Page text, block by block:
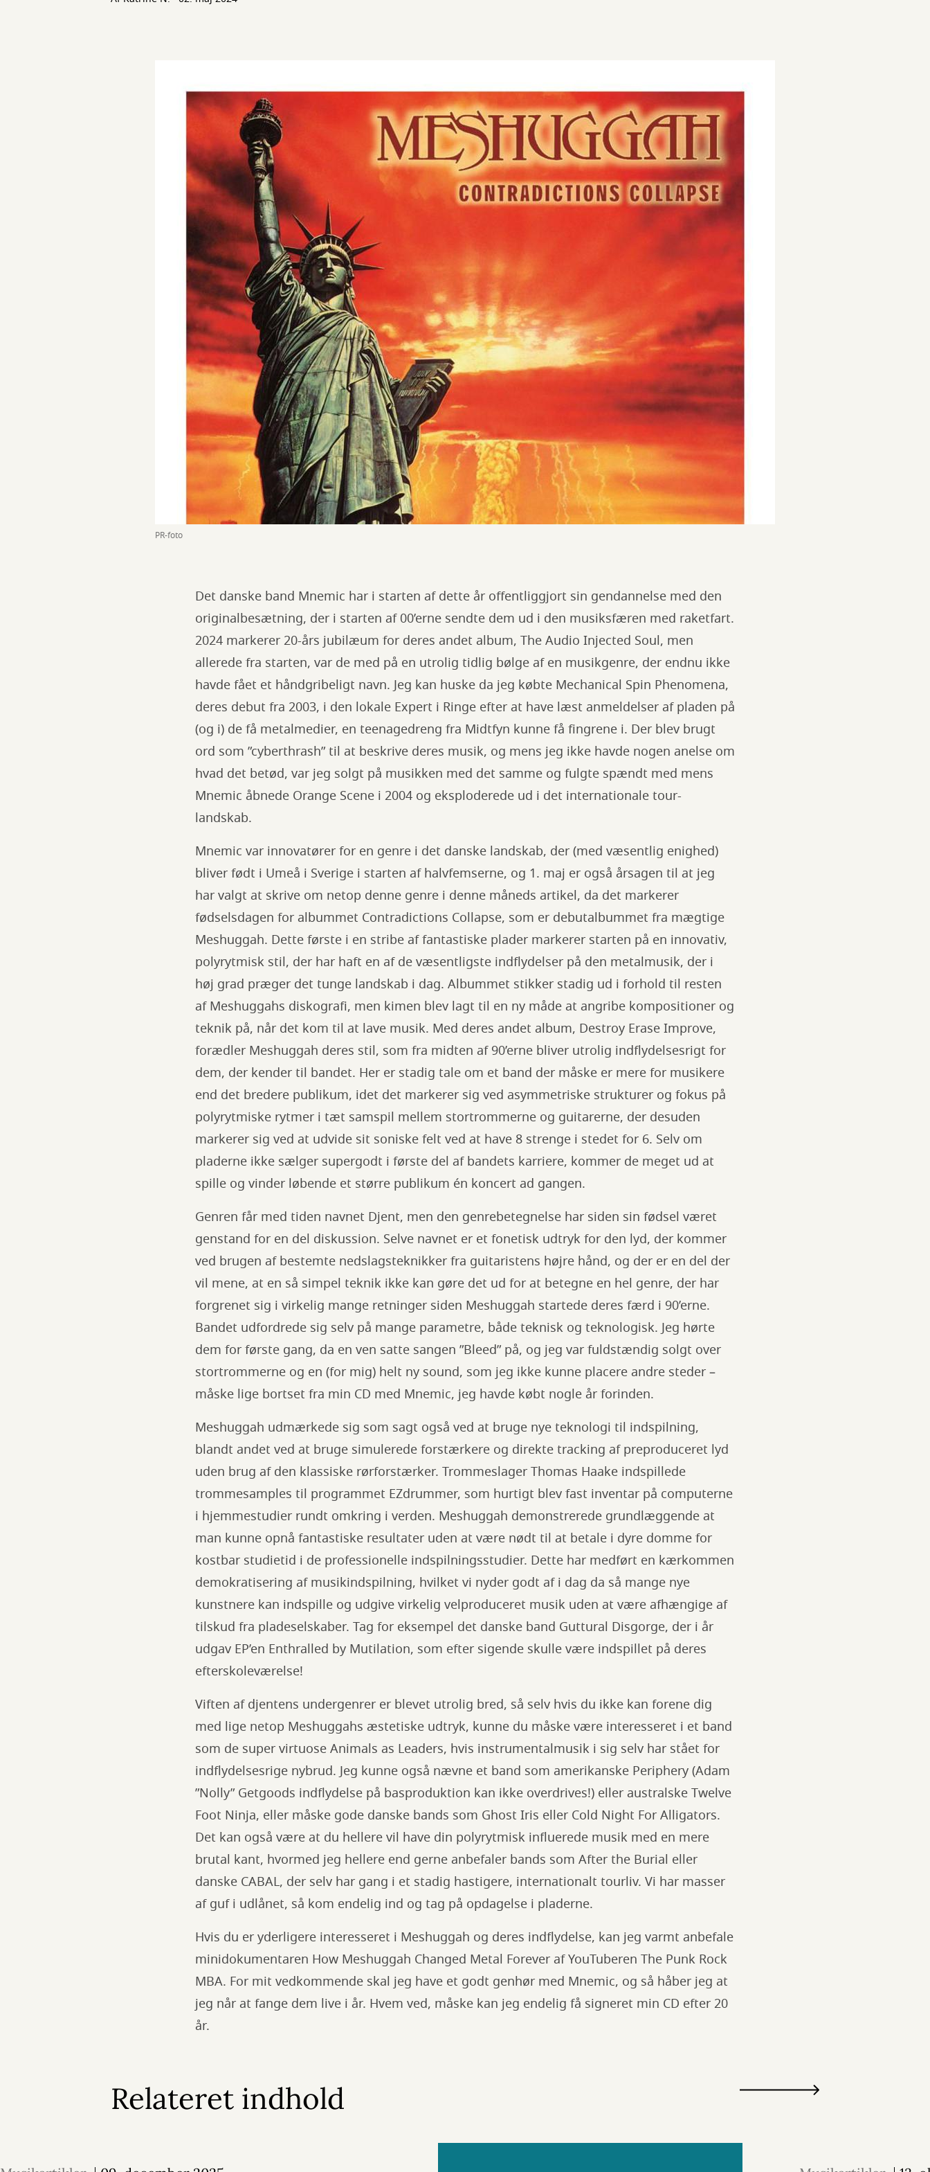
PR-foto
Det danske band Mnemic har i starten af dette år offentliggjort sin gendannelse med den
originalbesætning, der i starten af 00’erne sendte dem ud i den musiksfæren med raketfart.
2024 markerer 20-års jubilæum for deres andet album, The Audio Injected Soul, men
allerede fra starten, var de med på en utrolig tidlig bølge af en musikgenre, der endnu ikke
havde fået et håndgribeligt navn. Jeg kan huske da jeg købte Mechanical Spin Phenomena,
deres debut fra 2003, i den lokale Expert i Ringe efter at have læst anmeldelser af pladen på
(og i) de få metalmedier, en teenagedreng fra Midtfyn kunne få fingrene i. Der blev brugt
ord som ”cyberthrash” til at beskrive deres musik, og mens jeg ikke havde nogen anelse om
hvad det betød, var jeg solgt på musikken med det samme og fulgte spændt med mens
Mnemic åbnede Orange Scene i 2004 og eksploderede ud i det internationale tour-
landskab.
Mnemic var innovatører for en genre i det danske landskab, der (med væsentlig enighed)
bliver født i Umeå i Sverige i starten af halvfemserne, og 1. maj er også årsagen til at jeg
har valgt at skrive om netop denne genre i denne måneds artikel, da det markerer
fødselsdagen for albummet Contradictions Collapse, som er debutalbummet fra mægtige
Meshuggah. Dette første i en stribe af fantastiske plader markerer starten på en innovativ,
polyrytmisk stil, der har haft en af de væsentligste indflydelser på den metalmusik, der i
høj grad præger det tunge landskab i dag. Albummet stikker stadig ud i forhold til resten
af Meshuggahs diskografi, men kimen blev lagt til en ny måde at angribe kompositioner og
teknik på, når det kom til at lave musik. Med deres andet album, Destroy Erase Improve,
forædler Meshuggah deres stil, som fra midten af 90’erne bliver utrolig indflydelsesrigt for
dem, der kender til bandet. Her er stadig tale om et band der måske er mere for musikere
end det bredere publikum, idet det markerer sig ved asymmetriske strukturer og fokus på
polyrytmiske rytmer i tæt samspil mellem stortrommerne og guitarerne, der desuden
markerer sig ved at udvide sit soniske felt ved at have 8 strenge i stedet for 6. Selv om
pladerne ikke sælger supergodt i første del af bandets karriere, kommer de meget ud at
spille og vinder løbende et større publikum én koncert ad gangen.
Genren får med tiden navnet Djent, men den genrebetegnelse har siden sin fødsel været
genstand for en del diskussion. Selve navnet er et fonetisk udtryk for den lyd, der kommer
ved brugen af bestemte nedslagsteknikker fra guitaristens højre hånd, og der er en del der
vil mene, at en så simpel teknik ikke kan gøre det ud for at betegne en hel genre, der har
forgrenet sig i virkelig mange retninger siden Meshuggah startede deres færd i 90’erne.
Bandet udfordrede sig selv på mange parametre, både teknisk og teknologisk. Jeg hørte
dem for første gang, da en ven satte sangen ”Bleed” på, og jeg var fuldstændig solgt over
stortrommerne og en (for mig) helt ny sound, som jeg ikke kunne placere andre steder –
måske lige bortset fra min CD med Mnemic, jeg havde købt nogle år forinden.
Meshuggah udmærkede sig som sagt også ved at bruge nye teknologi til indspilning,
blandt andet ved at bruge simulerede forstærkere og direkte tracking af preproduceret lyd
uden brug af den klassiske rørforstærker. Trommeslager Thomas Haake indspillede
trommesamples til programmet EZdrummer, som hurtigt blev fast inventar på computerne
i hjemmestudier rundt omkring i verden. Meshuggah demonstrerede grundlæggende at
man kunne opnå fantastiske resultater uden at være nødt til at betale i dyre domme for
kostbar studietid i de professionelle indspilningsstudier. Dette har medført en kærkommen
demokratisering af musikindspilning, hvilket vi nyder godt af i dag da så mange nye
kunstnere kan indspille og udgive virkelig velproduceret musik uden at være afhængige af
tilskud fra pladeselskaber. Tag for eksempel det danske band Guttural Disgorge, der i år
udgav EP’en Enthralled by Mutilation, som efter sigende skulle være indspillet på deres
efterskoleværelse!
Viften af djentens undergenrer er blevet utrolig bred, så selv hvis du ikke kan forene dig
med lige netop Meshuggahs æstetiske udtryk, kunne du måske være interesseret i et band
som de super virtuose Animals as Leaders, hvis instrumentalmusik i sig selv har stået for
indflydelsesrige nybrud. Jeg kunne også nævne et band som amerikanske Periphery (Adam
”Nolly” Getgoods indflydelse på basproduktion kan ikke overdrives!) eller australske Twelve
Foot Ninja, eller måske gode danske bands som Ghost Iris eller Cold Night For Alligators.
Det kan også være at du hellere vil have din polyrytmisk influerede musik med en mere
brutal kant, hvormed jeg hellere end gerne anbefaler bands som After the Burial eller
danske CABAL, der selv har gang i et stadig hastigere, internationalt tourliv. Vi har masser
af guf i udlånet, så kom endelig ind og tag på opdagelse i pladerne.
Hvis du er yderligere interesseret i Meshuggah og deres indflydelse, kan jeg varmt anbefale
minidokumentaren How Meshuggah Changed Metal Forever af YouTuberen The Punk Rock
MBA. For mit vedkommende skal jeg have et godt genhør med Mnemic, og så håber jeg at
jeg når at fange dem live i år. Hvem ved, måske kan jeg endelig få signeret min CD efter 20
år.
Relateret indhold